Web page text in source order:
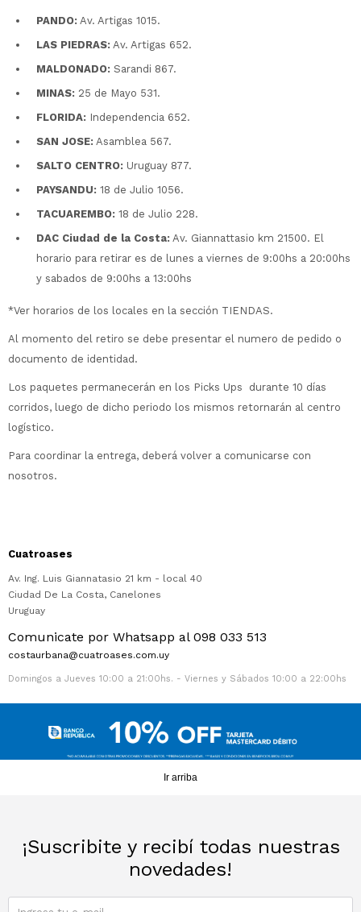
PANDO: Av. Artigas 1015.
LAS PIEDRAS: Av. Artigas 652.
MALDONADO: Sarandi 867.
MINAS: 25 de Mayo 531.
FLORIDA: Independencia 652.
SAN JOSE: Asamblea 567.
SALTO CENTRO: Uruguay 877.
PAYSANDU: 18 de Julio 1056.
TACUAREMBO: 18 de Julio 228.
DAC Ciudad de la Costa: Av. Giannattasio km 21500. El
horario para retirar es de lunes a viernes de 9:00hs a 20:00hs
y sabados de 9:00hs a 13:00hs
*Ver horarios de los locales en la sección TIENDAS.
Al momento del retiro se debe presentar el numero de pedido o
documento de identidad.
Los paquetes permanecerán en los Picks Ups durante 10 días
corridos, luego de dicho periodo los mismos retornarán al centro
logístico.
Para coordinar la entrega, deberá volver a comunicarse con
nosotros.
Cuatroases
Av. Ing. Luis Giannatasio 21 km - local 40
Ciudad De La Costa, Canelones
Uruguay
Comunicate por Whatsapp al 098 033 513
costaurbana@cuatroases.com.uy
Domingos a Jueves 10:00 a 21:00hs. - Viernes y Sábados 10:00 a 22:00hs
Ir arriba
¡Suscribite y recibí todas nuestras
novedades!